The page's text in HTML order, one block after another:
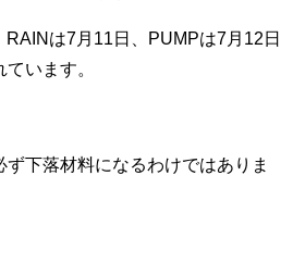
は7月11日、PUMPは7月12日
います。
下落材料になるわけではありま